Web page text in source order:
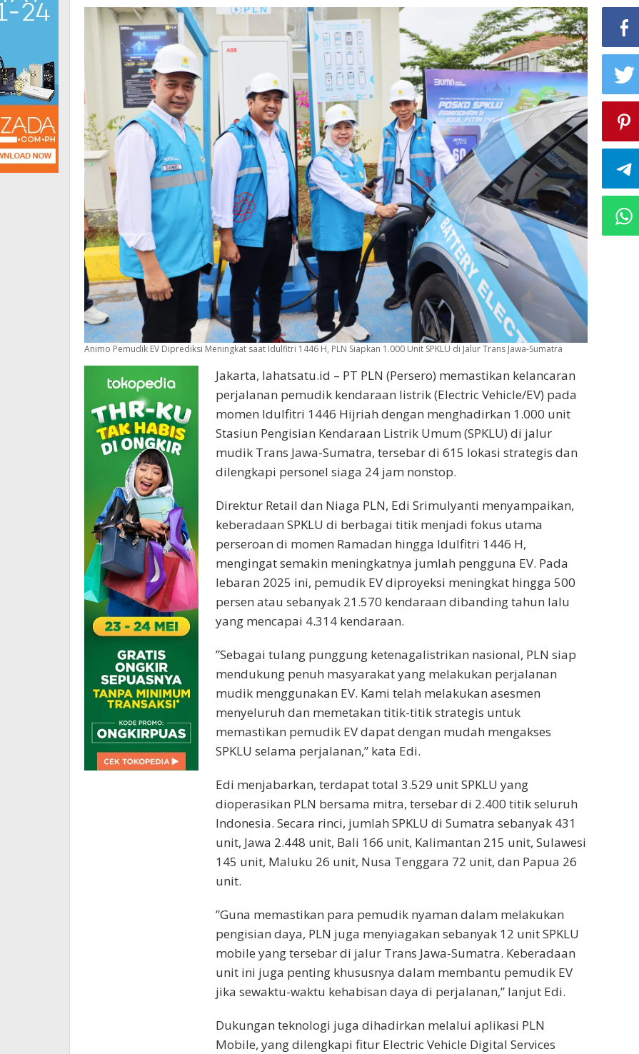
Trans
Jawa-
Sumatra
Animo Pemudik EV Diprediksi Meningkat saat Idulfitri 1446 H, PLN Siapkan 1.000 Unit SPKLU di Jalur Trans Jawa-Sumatra
Jakarta, lahatsatu.id – PT PLN (Persero) memastikan kelancaran
perjalanan pemudik kendaraan listrik (Electric Vehicle/EV) pada
momen Idulfitri 1446 Hijriah dengan menghadirkan 1.000 unit
Stasiun Pengisian Kendaraan Listrik Umum (SPKLU) di jalur
mudik Trans Jawa-Sumatra, tersebar di 615 lokasi strategis dan
dilengkapi personel siaga 24 jam nonstop.
Direktur Retail dan Niaga PLN, Edi Srimulyanti menyampaikan,
keberadaan SPKLU di berbagai titik menjadi fokus utama
perseroan di momen Ramadan hingga Idulfitri 1446 H,
mengingat semakin meningkatnya jumlah pengguna EV. Pada
lebaran 2025 ini, pemudik EV diproyeksi meningkat hingga 500
persen atau sebanyak 21.570 kendaraan dibanding tahun lalu
yang mencapai 4.314 kendaraan.
”Sebagai tulang punggung ketenagalistrikan nasional, PLN siap
mendukung penuh masyarakat yang melakukan perjalanan
mudik menggunakan EV. Kami telah melakukan asesmen
menyeluruh dan memetakan titik-titik strategis untuk
memastikan pemudik EV dapat dengan mudah mengakses
SPKLU selama perjalanan,” kata Edi.
Edi menjabarkan, terdapat total 3.529 unit SPKLU yang
dioperasikan PLN bersama mitra, tersebar di 2.400 titik seluruh
Indonesia. Secara rinci, jumlah SPKLU di Sumatra sebanyak 431
unit, Jawa 2.448 unit, Bali 166 unit, Kalimantan 215 unit, Sulawesi
145 unit, Maluku 26 unit, Nusa Tenggara 72 unit, dan Papua 26
unit.
”Guna memastikan para pemudik nyaman dalam melakukan
pengisian daya, PLN juga menyiagakan sebanyak 12 unit SPKLU
mobile yang tersebar di jalur Trans Jawa-Sumatra. Keberadaan
unit ini juga penting khususnya dalam membantu pemudik EV
jika sewaktu-waktu kehabisan daya di perjalanan,” lanjut Edi.
Dukungan teknologi juga dihadirkan melalui aplikasi PLN
Mobile, yang dilengkapi fitur Electric Vehicle Digital Services